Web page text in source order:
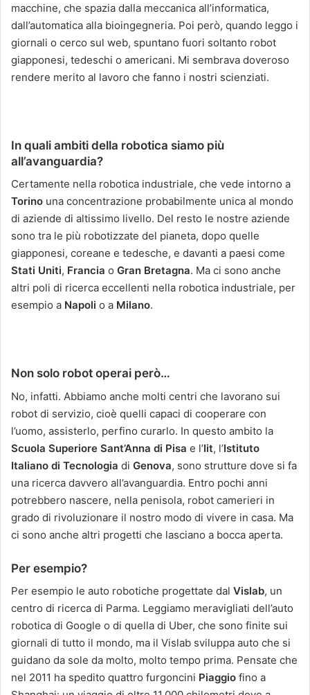
macchine, che spazia dalla meccanica all’informatica,
dall’automatica alla bioingegneria. Poi però, quando leggo i
giornali o cerco sul web, spuntano fuori soltanto robot
giapponesi, tedeschi o americani. Mi sembrava doveroso
rendere merito al lavoro che fanno i nostri scienziati.
In quali ambiti della robotica siamo più
all’avanguardia?
Certamente nella robotica industriale, che vede intorno a
Torino una concentrazione probabilmente unica al mondo
di aziende di altissimo livello. Del resto le nostre aziende
sono tra le più robotizzate del pianeta, dopo quelle
giapponesi, coreane e tedesche, e davanti a paesi come
Stati Uniti, Francia o Gran Bretagna. Ma ci sono anche
altri poli di ricerca eccellenti nella robotica industriale, per
esempio a Napoli o a Milano.
Non solo robot operai però…
No, infatti. Abbiamo anche molti centri che lavorano sui
robot di servizio, cioè quelli capaci di cooperare con
l’uomo, assisterlo, perfino curarlo. In questo ambito la
Scuola Superiore Sant’Anna di Pisa e l’Iit, l’Istituto
Italiano di Tecnologia di Genova, sono strutture dove si fa
una ricerca davvero all’avanguardia. Entro pochi anni
potrebbero nascere, nella penisola, robot camerieri in
grado di rivoluzionare il nostro modo di vivere in casa. Ma
ci sono anche altri progetti che lasciano a bocca aperta.
Per esempio?
Per esempio le auto robotiche progettate dal Vislab, un
centro di ricerca di Parma. Leggiamo meravigliati dell’auto
robotica di Google o di quella di Uber, che sono finite sui
giornali di tutto il mondo, ma il Vislab sviluppa auto che si
guidano da sole da molto, molto tempo prima. Pensate che
nel 2011 ha spedito quattro furgoncini Piaggio fino a